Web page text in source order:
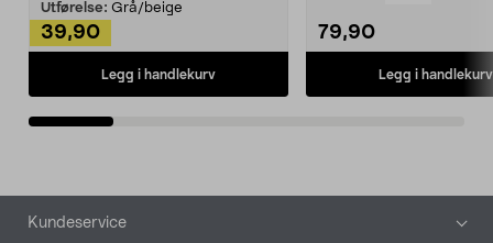
Utførelse: Grå/beige
39,90
Legg i handlekurv
79,90
Legg i handlekurv
Bunntekst
Kundeservice